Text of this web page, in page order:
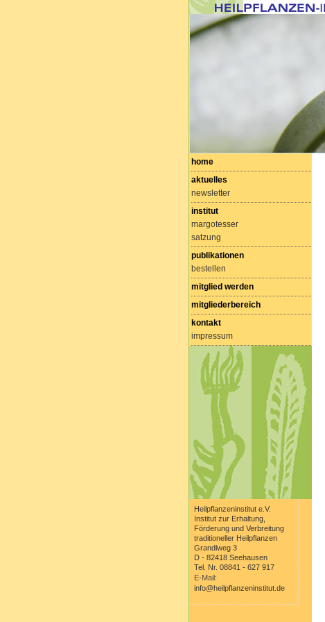
home
aktuelles
newsletter
institut
margotesser
satzung
publikationen
bestellen
mitglied werden
mitgliederbereich
kontakt
impressum
Heilpflanzeninstitut e.V.
Institut zur Erhaltung,
Förderung und Verbreitung
traditioneller Heilpflanzen
Grandlweg 3
D - 82418 Seehausen
Tel. Nr. 08841 - 627 917
E-Mail:
info@heilpflanzeninstitut.de